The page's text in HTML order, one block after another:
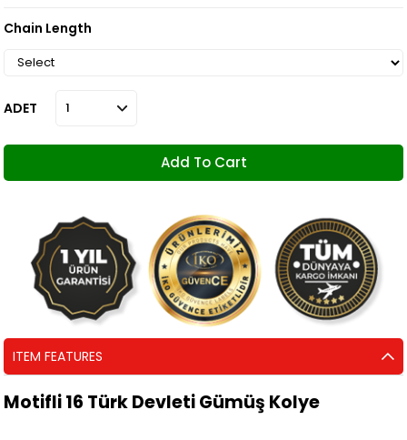
Chain Length
ADET
ITEM FEATURES
Motifli 16 Türk Devleti Gümüş Kolye